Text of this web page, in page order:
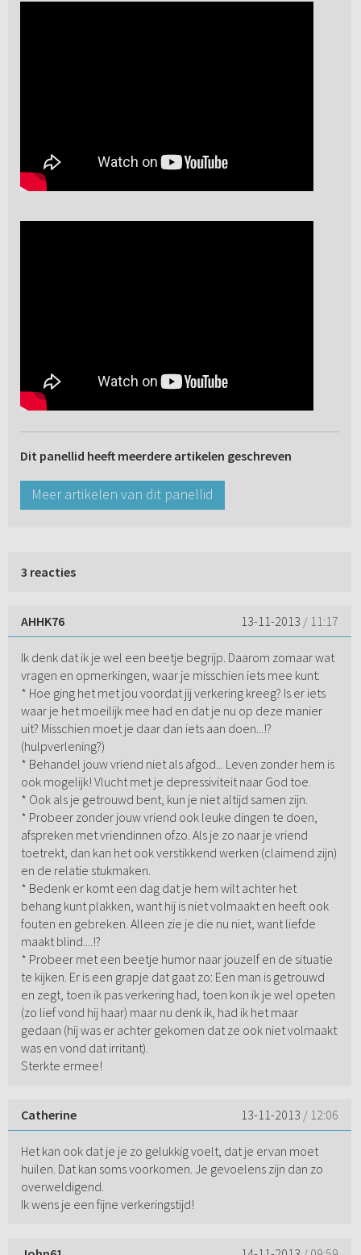
Dit panellid heeft meerdere artikelen geschreven
Meer artikelen van dit panellid
3 reacties
AHHK76 13-11-2013 / 11:17
Ik denk dat ik je wel een beetje begrijp. Daarom zomaar wat
vragen en opmerkingen, waar je misschien iets mee kunt:
* Hoe ging het met jou voordat jij verkering kreeg? Is er iets
waar je het moeilijk mee had en dat je nu op deze manier
uit? Misschien moet je daar dan iets aan doen...!?
(hulpverlening?)
* Behandel jouw vriend niet als afgod... Leven zonder hem is
ook mogelijk! Vlucht met je depressiviteit naar God toe.
* Ook als je getrouwd bent, kun je niet altijd samen zijn.
* Probeer zonder jouw vriend ook leuke dingen te doen,
afspreken met vriendinnen ofzo. Als je zo naar je vriend
toetrekt, dan kan het ook verstikkend werken (claimend zijn)
en de relatie stukmaken.
* Bedenk er komt een dag dat je hem wilt achter het
behang kunt plakken, want hij is niet volmaakt en heeft ook
fouten en gebreken. Alleen zie je die nu niet, want liefde
maakt blind....!?
* Probeer met een beetje humor naar jouzelf en de situatie
te kijken. Er is een grapje dat gaat zo: Een man is getrouwd
en zegt, toen ik pas verkering had, toen kon ik je wel opeten
(zo lief vond hij haar) maar nu denk ik, had ik het maar
gedaan (hij was er achter gekomen dat ze ook niet volmaakt
was en vond dat irritant).
Sterkte ermee!
Catherine 13-11-2013 / 12:06
Het kan ook dat je je zo gelukkig voelt, dat je ervan moet
huilen. Dat kan soms voorkomen. Je gevoelens zijn dan zo
overweldigend.
Ik wens je een fijne verkeringstijd!